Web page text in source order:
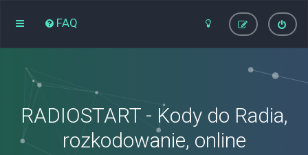
FAQ
RADIOSTART - Kody do Radia,
rozkodowanie, online